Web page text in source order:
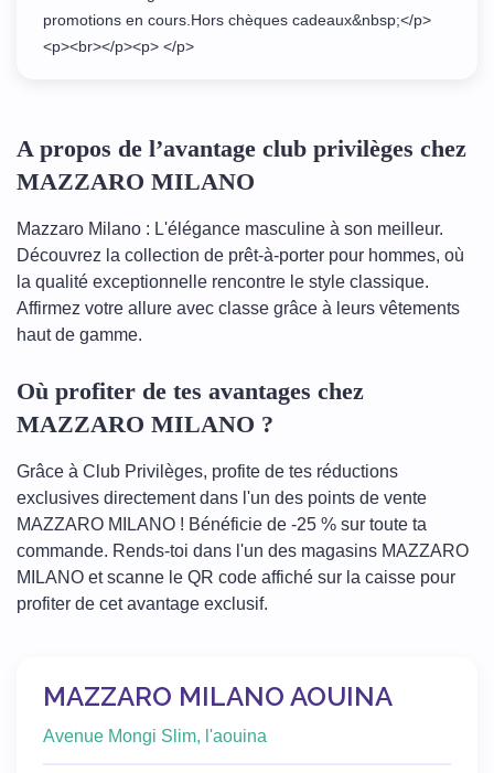
promotions en cours.Hors chèques cadeaux&nbsp;</p>
<p><br></p><p> </p>
A propos de l’avantage club privilèges chez
MAZZARO MILANO
Mazzaro Milano : L'élégance masculine à son meilleur.
Découvrez la collection de prêt-à-porter pour hommes, où
la qualité exceptionnelle rencontre le style classique.
Affirmez votre allure avec classe grâce à leurs vêtements
haut de gamme.
Où profiter de tes avantages chez
MAZZARO MILANO ?
Grâce à Club Privilèges, profite de tes réductions
exclusives directement dans l'un des points de vente
MAZZARO MILANO ! Bénéficie de -25 % sur toute ta
commande. Rends-toi dans l'un des magasins MAZZARO
MILANO et scanne le QR code affiché sur la caisse pour
profiter de cet avantage exclusif.
MAZZARO MILANO AOUINA
Avenue Mongi Slim, l'aouina